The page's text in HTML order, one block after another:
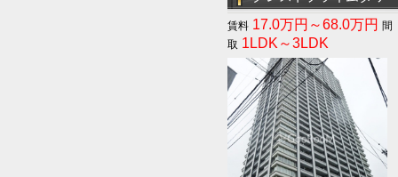
17.0万円～68.0万円
1LDK～3LDK